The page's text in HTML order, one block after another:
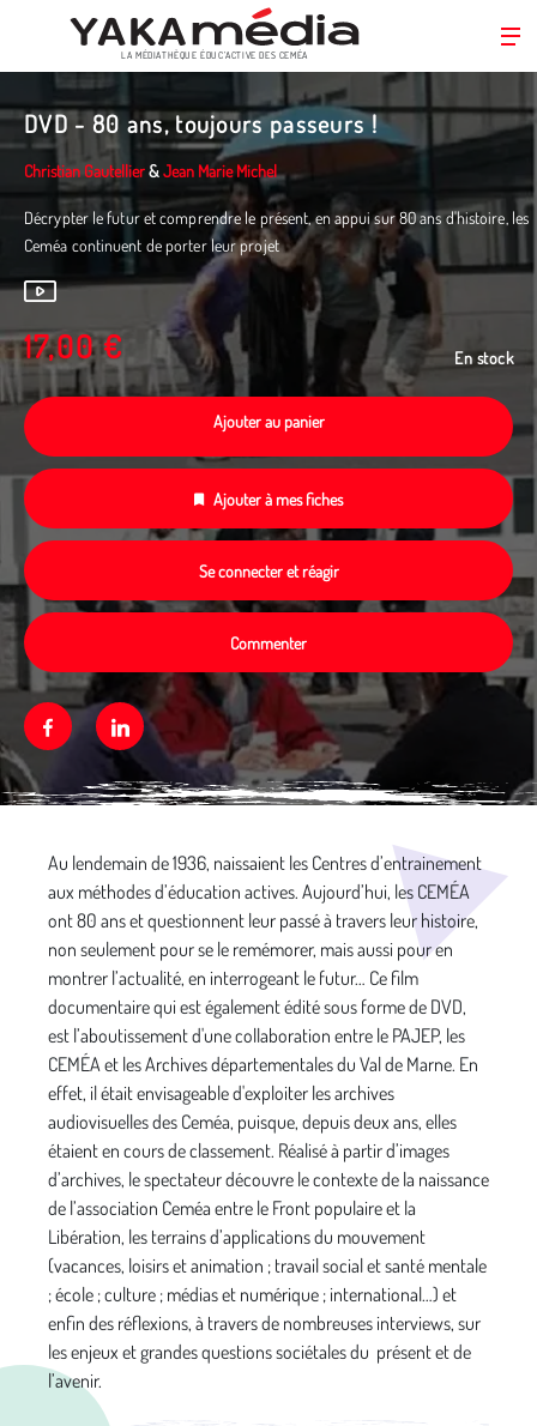
au
contenu
principal
LA MÉDIATHÈQUE ÉDUC’ACTIVE DES CEMÉA
DVD - 80 ans, toujours passeurs !
Christian Gautellier&Jean Marie Michel
Décrypter le futur et comprendre le présent, en appui sur 80 ans d'histoire, les
Ceméa continuent de porter leur projet
17,00 € En stock
Ajouter au panier
Ajouter à mes fiches
Se connecter et réagir
Commenter
FacebookLinkedin
Au lendemain de 1936, naissaient les Centres d’entrainement
aux méthodes d’éducation actives. Aujourd’hui, les CEMÉA
ont 80 ans et questionnent leur passé à travers leur histoire,
non seulement pour se le remémorer, mais aussi pour en
montrer l’actualité, en interrogeant le futur… Ce film
documentaire qui est également édité sous forme de DVD,
est l’aboutissement d'une collaboration entre le PAJEP, les
CEMÉA et les Archives départementales du Val de Marne. En
effet, il était envisageable d'exploiter les archives
audiovisuelles des Ceméa, puisque, depuis deux ans, elles
étaient en cours de classement. Réalisé à partir d’images
d’archives, le spectateur découvre le contexte de la naissance
de l’association Ceméa entre le Front populaire et la
Libération, les terrains d’applications du mouvement
(vacances, loisirs et animation ; travail social et santé mentale
; école ; culture ; médias et numérique ; international…) et
enfin des réflexions, à travers de nombreuses interviews, sur
les enjeux et grandes questions sociétales du présent et de
l’avenir.